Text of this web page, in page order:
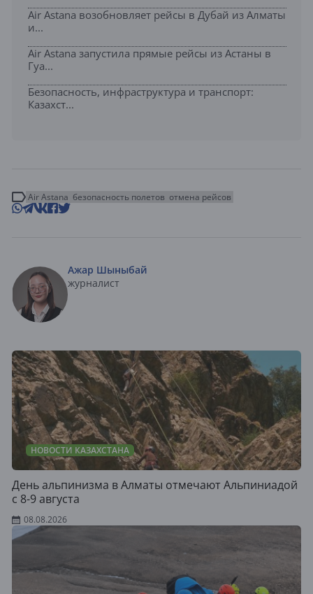
Air Astana возобновляет рейсы в Дубай из Алматы
и...
Air Astana запустила прямые рейсы из Астаны в
Гуа...
Безопасность, инфраструктура и транспорт:
Казахст...
Air Astana безопасность полетов отмена рейсов
Ажар Шыныбай
журналист
НОВОСТИ КАЗАХСТАНА
День альпинизма в Алматы отмечают Альпиниадой
с 8-9 августа
08.08.2026